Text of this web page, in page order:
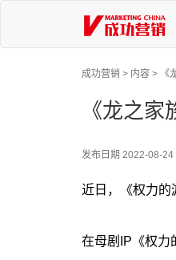
成功营销 > 内容 > 《
《龙之
发布日期 2022-08-24
近日，《权力的
在母剧IP《权力